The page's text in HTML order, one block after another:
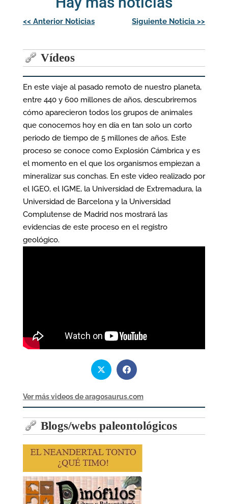
Navegación
de
<< Anterior Noticias Siguiente Noticia >>
Vídeos
En este viaje al pasado remoto de nuestro planeta,
entre 440 y 600 millones de años, descubriremos
cómo aparecieron todos los grupos de animales
que conocemos hoy en día en tan solo un corto
periodo de tiempo de 5 millones de años. Este
proceso se conoce como Explosión Cámbrica y es
el momento en el que los organismos empiezan a
mineralizar sus conchas. En este video realizado por
el IGEO, el IGME, la Universidad de Extremadura, la
Universidad de Barcelona y la Universidad
Complutense de Madrid nos mostrará las
evidencias de este proceso en el registro
geológico.
Ver más videos de aragosaurus.com
Blogs/webs paleontológicos